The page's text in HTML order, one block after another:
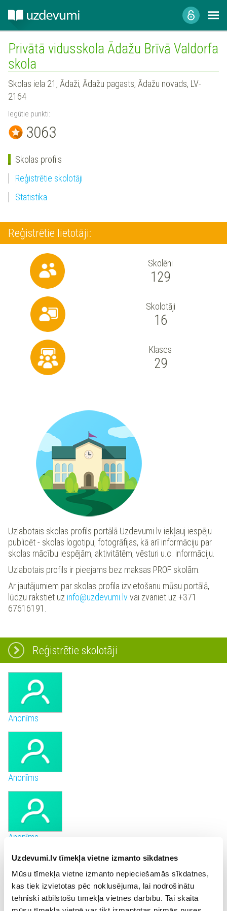
Uzdevumi.lv tīmekļa vietne izmanto sīkdatnes
Mūsu tīmekļa vietne izmanto nepieciešamās sīkdatnes,
kas tiek izvietotas pēc noklusējuma, lai nodrošinātu
tehniski atbilstošu tīmekļa vietnes darbību. Tai skaitā
Privātā vidusskola Ādažu Brīvā Valdorfa
skola
Skolas iela 21, Ādaži, Ādažu pagasts, Ādažu novads, LV-
2164
Iegūtie punkti:
3063
Skolas profils
Reģistrētie skolotāji
Statistika
Reģistrētie lietotāji:
Skolēni
129
Skolotāji
16
Klases
29
Uzlabotais skolas profils portālā Uzdevumi.lv iekļauj iespēju
publicēt - skolas logotipu, fotogrāfijas, kā arī informāciju par
skolas mācību iespējām, aktivitātēm, vēsturi u.c. informāciju.
Uzlabotais profils ir pieejams bez maksas PROF skolām.
Ar jautājumiem par skolas profila izvietošanu mūsu portālā,
lūdzu rakstiet uz info@uzdevumi.lv vai zvaniet uz +371
67616191.
Reģistrētie skolotāji
Anonīms
Anonīms
Anonīms
Anonīms